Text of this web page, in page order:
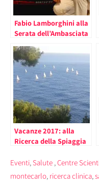
Fabio Lamborghini alla
Serata dell’Ambasciata
Ricerca e Design: “Vi
Racconto Mio Zio
Ferruccio”
Vacanze 2017: alla
Ricerca della Spiaggia
Eventi, Salute , Centre
montecarlo, ricerca clinica,